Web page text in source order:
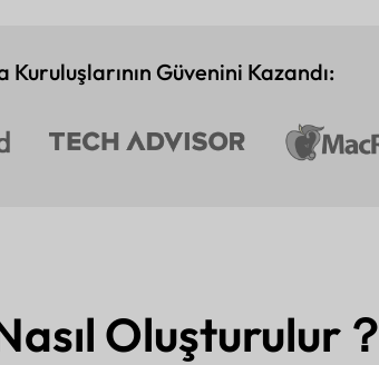
Güvenini Kazandı:
Oluşturulur？